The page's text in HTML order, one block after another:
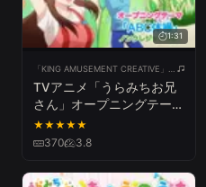
1:31
「KING AMUSEMENT CREATIVE」公式チャンネル
TVアニメ「うらみちお兄
さん」オープニングテーマ
『ABC体操』ノンクレジ
ットVer.
★★★★★
370 3.8